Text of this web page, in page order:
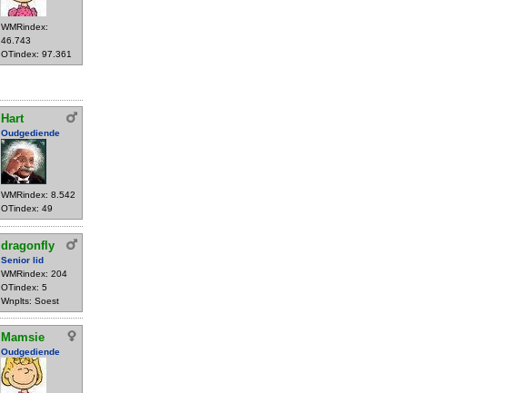
WMRindex:
46.743
OTindex: 97.361
Hart
Oudgediende
WMRindex: 8.542
OTindex: 49
dragonfly
Senior lid
WMRindex: 204
OTindex: 5
Wnplts: Soest
Mamsie
Oudgediende